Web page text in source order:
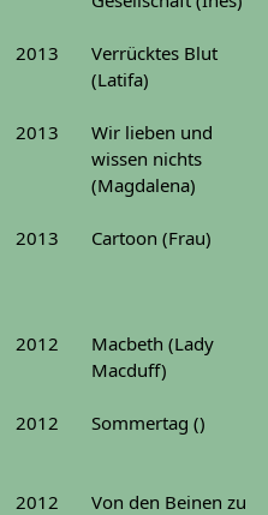
2013
Verrücktes Blut
(Latifa)
2013
Wir lieben und
wissen nichts
(Magdalena)
2013 Cartoon (Frau)
2012
Macbeth (Lady
Macduff)
2012 Sommertag ()
2012
Von den Beinen zu